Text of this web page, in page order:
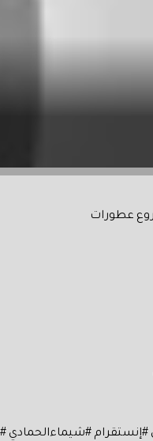
عطورات
#إنستقرام